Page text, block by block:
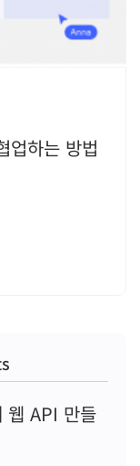
업하는 방법
웹 API 만들